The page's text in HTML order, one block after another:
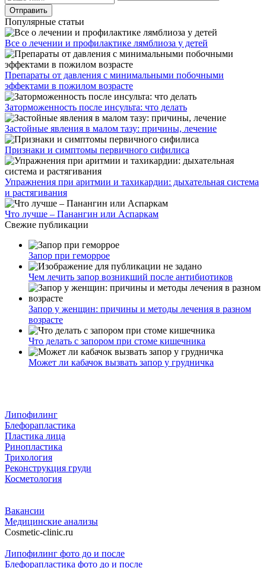
Популярные статьи
Все о лечении и профилактике лямблиоза у детей
Препараты от давления с минимальными побочными
эффектами в пожилом возрасте
Заторможенность после инсульта: что делать
Застойные явления в малом тазу: причины, лечение
Признаки и симптомы первичного сифилиса
Упражнения при аритмии и тахикардии: дыхательная система
и растягивания
Что лучше – Панангин или Аспаркам
Свежие публикации
Запор при геморрое
Чем лечить запор возникший после антибиотиков
Запор у женщин: причины и методы лечения в разном
возрасте
Что делать с запором при стоме кишечника
Может ли кабачок вызвать запор у грудничка
Липофилинг
Блефорапластика
Пластика лица
Ринопластика
Трихология
Реконструкция груди
Косметология
Вакансии
Медицинские анализы
Cosmetic-clinic.ru
Липофилинг фото до и после
Блефорапластика фото до и после